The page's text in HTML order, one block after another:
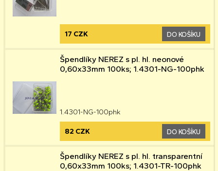
17 CZK DO KOŠÍKU
Špendlíky NEREZ s pl. hl. neonové
0,60x33mm 100ks; 1.4301-NG-100phk
1.4301-NG-100phk
82 CZK DO KOŠÍKU
Špendlíky NEREZ s pl. hl. transparentní
0,60x33mm 100ks; 1.4301-TR-100phk